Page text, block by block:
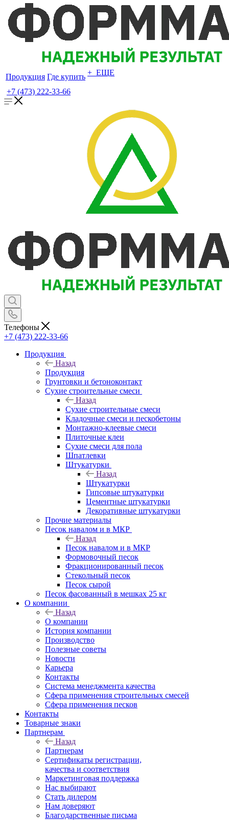
Продукция Где купить + ЕЩЕ
+7 (473) 222-33-66
Телефоны
+7 (473) 222-33-66
Продукция
Назад
Продукция
Грунтовки и бетоноконтакт
Сухие строительные смеси
Назад
Сухие строительные смеси
Кладочные смеси и пескобетоны
Монтажно-клеевые смеси
Плиточные клеи
Сухие смеси для пола
Шпатлевки
Штукатурки
Назад
Штукатурки
Гипсовые штукатурки
Цементные штукатурки
Декоративные штукатурки
Прочие материалы
Песок навалом и в МКР
Назад
Песок навалом и в МКР
Формовочный песок
Фракционированный песок
Стекольный песок
Песок сырой
Песок фасованный в мешках 25 кг
О компании
Назад
О компании
История компании
Производство
Полезные советы
Новости
Карьера
Контакты
Система менеджмента качества
Сфера применения строительных смесей
Сфера применения песков
Контакты
Товарные знаки
Партнерам
Назад
Партнерам
Сертификаты регистрации,
качества и соответствия
Маркетинговая поддержка
Нас выбирают
Стать дилером
Нам доверяют
Благодарственные письма